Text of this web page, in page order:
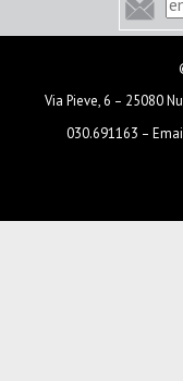
Via Pieve, 6 – 25080
030.691163 –